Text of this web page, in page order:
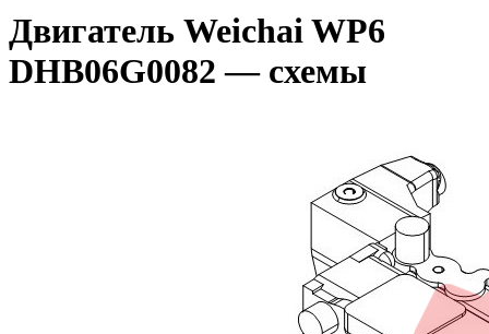
Двигатель Weichai WP6
DHB06G0082 — схемы